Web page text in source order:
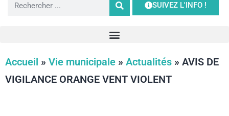
SUIVEZ L'INFO !
Accueil » Vie municipale » Actualités » AVIS DE
VIGILANCE ORANGE VENT VIOLENT